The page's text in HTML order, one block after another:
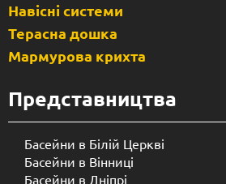
Навісні системи
Терасна дошка
Мармурова крихта
Представництва
Басейни в Білій Церкві
Басейни в Вінниці
Басейни в Дніпрі